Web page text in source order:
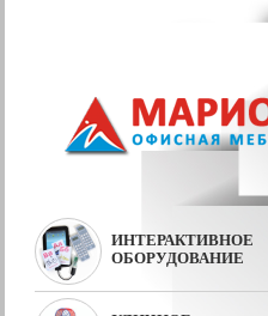
ИНТЕРАКТИВНОЕ
ОБОРУДОВАНИЕ